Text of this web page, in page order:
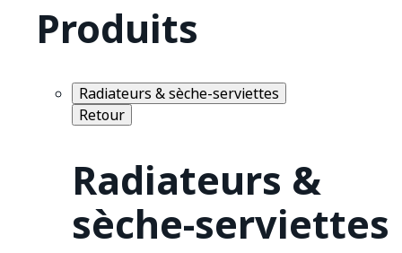
Produits
Radiateurs & sèche-serviettes
Retour
Radiateurs &
sèche-serviettes